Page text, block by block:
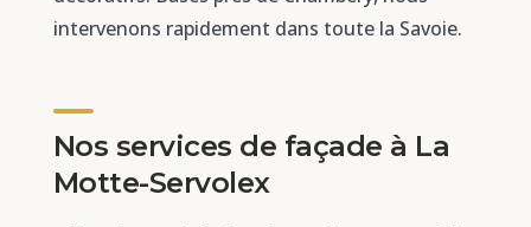
intervenons rapidement dans toute la Savoie.
Nos services de façade à La
Motte-Servolex